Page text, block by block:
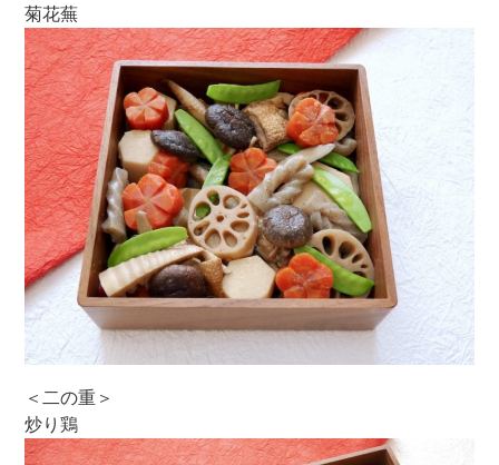
菊花蕪
＜二の重＞
炒り鶏